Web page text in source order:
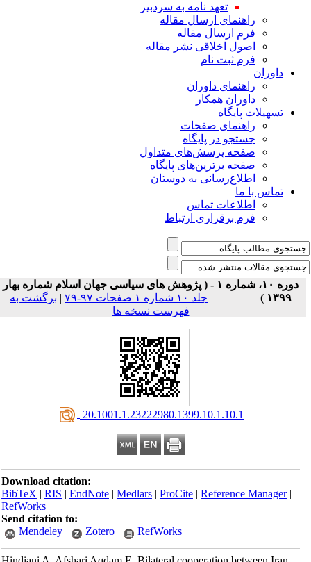
تعهد نامه به سردبیر
راهنمای ارسال مقاله
فرم ارسال مقاله
اصول اخلاقی نشر مقاله
فرم ثبت نام
داوران
راهنمای داوران
داوران همکار
تسهیلات پایگاه
راهنمای صفحات
جستجو در پایگاه
صفحه پرسش‌های متداول
صفحه برترین‌های پایگاه
اطلاع‌رسانی به دوستان
تماس با ما
اطلاعات تماس
فرم برقراری ارتباط
دوره ۱۰، شماره ۱ - ( پژوهش های سیاسی جهان اسلام شماره بهار
۱۳۹۹ )
جلد ۱۰ شماره ۱ صفحات ۹۷-۷۹ |برگشت به
فهرست نسخه ها
‎ 20.1001.1.23222980.1399.10.1.10.1
Download citation:
BibTeX|RIS|EndNote|Medlars|ProCite|Reference Manager
RefWorks
Send citation to:
Mendeley
Zotero RefWorks